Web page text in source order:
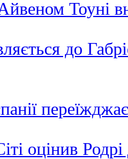
Тоуні
до
оцінив